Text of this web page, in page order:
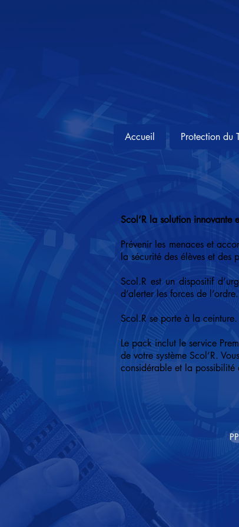
Accueil Protection du
Scol’R la solution innovante
Prévenir les menaces et
la sécurité des élèves et des
Scol.R est un dispositif
d’alerter les forces de l’ordre.
Scol.R se porte à la
Le pack inclut le service
de votre système Scol’R.
considérable et la possibilité